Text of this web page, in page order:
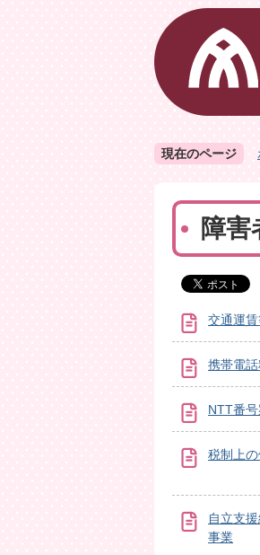
現在のページ
障害
交通運賃
携帯電話
NTT番号
税制上
自立支
事業